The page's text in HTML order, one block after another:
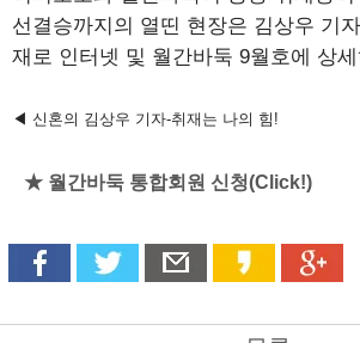
선결승까지의 열띤 현장은 김상우 기
재로 인터넷 및 월간바둑 9월호에 상
◀ 신혼의 김상우 기자-취재는 나의 힘!
★ 월간바둑 통합회원 신청(Click!)